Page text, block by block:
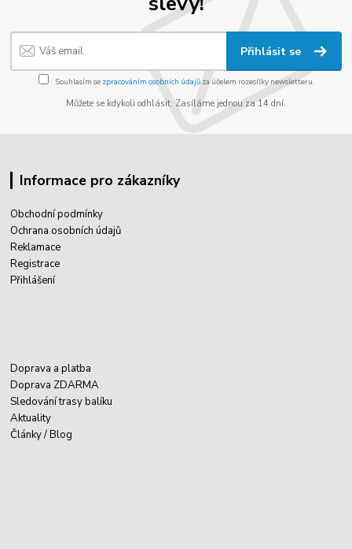
Přihlásit se
Souhlasím se zpracováním osobních údajůza účelem rozesílky newsletteru.
Můžete se kdykoli odhlásit. Zasíláme jednou za 14 dní.
Informace pro zákazníky
Obchodní podmínky
Ochrana osobních údajů
Reklamace
Registrace
Přihlášení
Doprava a platba
Doprava ZDARMA
Sledování trasy balíku
Aktuality
Články / Blog